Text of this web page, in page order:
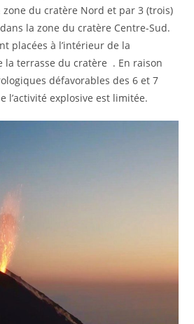
du cratère Nord et par 3 (trois)
la zone du cratère Centre-Sud.
placées à l’intérieur de la
la terrasse du cratère . En raison
défavorables des 6 et 7
l’activité explosive est limitée.